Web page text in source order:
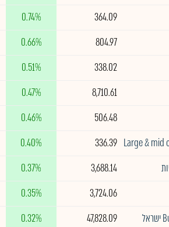
364.09
0.74%
804.97
0.66%
338.02
0.51%
8,710.61
0.47%
506.48
0.46%
336.39
0.40%
3,688.14
0.37%
3,724.06
0.35%
47,828.09
0.32%